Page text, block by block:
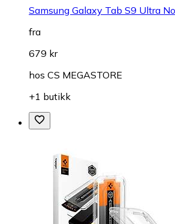
Samsung Galaxy Tab S9 Ultra
fra
679 kr
hos CS MEGASTORE
+1 butikk